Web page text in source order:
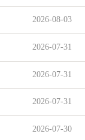
2026-08-03
2026-07-31
2026-07-31
2026-07-31
2026-07-30